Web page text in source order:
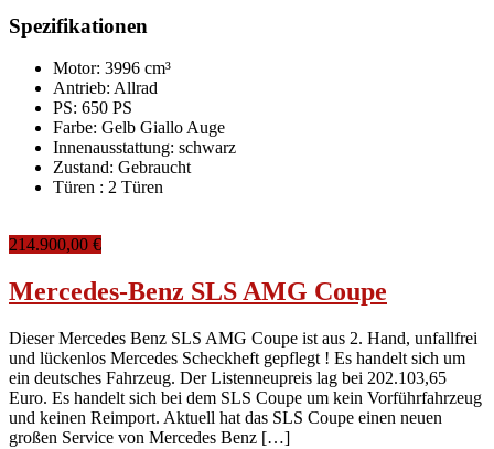
Spezifikationen
Motor: 3996 cm³
Antrieb: Allrad
PS: 650 PS
Farbe: Gelb Giallo Auge
Innenausstattung: schwarz
Zustand: Gebraucht
Türen : 2 Türen
214.900,00 €
Mercedes-Benz SLS AMG Coupe
Dieser Mercedes Benz SLS AMG Coupe ist aus 2. Hand, unfallfrei
und lückenlos Mercedes Scheckheft gepflegt ! Es handelt sich um
ein deutsches Fahrzeug. Der Listenneupreis lag bei 202.103,65
Euro. Es handelt sich bei dem SLS Coupe um kein Vorführfahrzeug
und keinen Reimport. Aktuell hat das SLS Coupe einen neuen
großen Service von Mercedes Benz […]